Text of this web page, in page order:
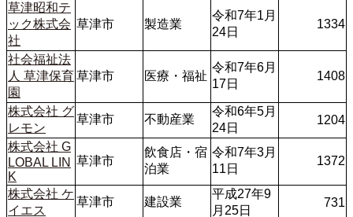
草津昭和テ
ック株式会
社
草津市 製造業
令和7年1月
24日
1334
社会福祉法
人 草津保育
園
草津市 医療・福祉
令和7年6月
17日
1408
株式会社 グ
レモン
草津市 不動産業
令和6年5月
24日
1204
株式会社 G
LOBAL LIN
K
草津市
飲食店・宿
泊業
令和7年3月
11日
1372
株式会社 ケ
イエス
草津市 建設業
平成27年9
月25日
731